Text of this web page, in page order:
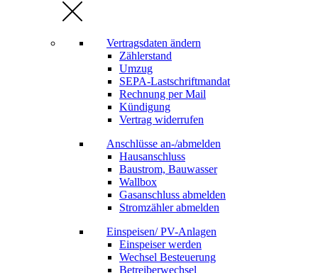
Vertragsdaten ändern
Zählerstand
Umzug
SEPA-Lastschriftmandat
Rechnung per Mail
Kündigung
Vertrag widerrufen
Anschlüsse an-/abmelden
Hausanschluss
Baustrom, Bauwasser
Wallbox
Gasanschluss abmelden
Stromzähler abmelden
Einspeisen/ PV-Anlagen
Einspeiser werden
Wechsel Besteuerung
Betreiberwechsel